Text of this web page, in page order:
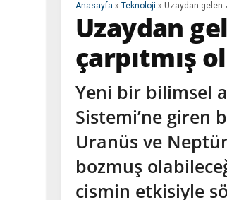
Anasayfa » Teknoloji » Uzaydan gelen
Uzaydan
çarpıtmış
Yeni bir bilimsel
Sistemi’ne giren
Uranüs ve
bozmuş
cismin etkisiyle